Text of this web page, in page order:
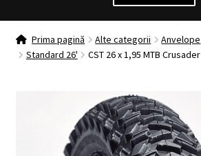
PROMOTII
ANTIFURT
MANSOANE
Prima pagină Alte categorii Anvelope
Standard 26'
CST 26 x 1,95 MTB Crusader